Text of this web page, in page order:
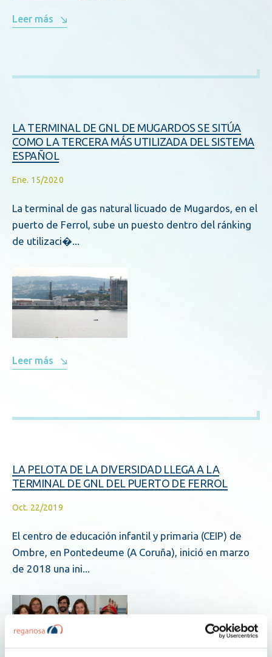
Leer más
LA TERMINAL DE GNL DE MUGARDOS SE SITÚA
COMO LA TERCERA MÁS UTILIZADA DEL SISTEMA
ESPAÑOL
Ene. 15/2020
La terminal de gas natural licuado de Mugardos, en el
puerto de Ferrol, sube un puesto dentro del ránking
de utilizaci�...
Leer más
LA PELOTA DE LA DIVERSIDAD LLEGA A LA
TERMINAL DE GNL DEL PUERTO DE FERROL
Oct. 22/2019
El centro de educación infantil y primaria (CEIP) de
Ombre, en Pontedeume (A Coruña), inició en marzo
de 2018 una ini...